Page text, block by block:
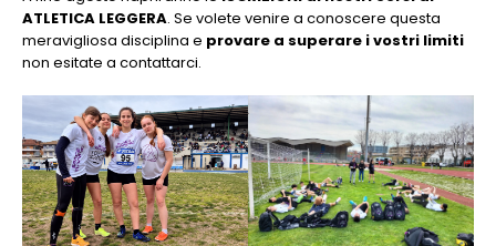
ATLETICA LEGGERA. Se volete venire a conoscere questa
meravigliosa disciplina e provare a superare i vostri limiti
non esitate a contattarci.